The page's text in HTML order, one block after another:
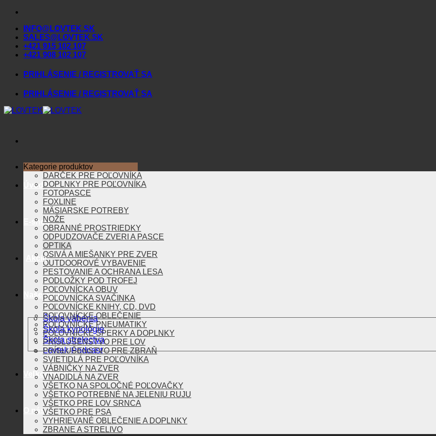
Skip
contentINFO@LOVTEK.SK
SALES@LOVTEK.SK
+421 915 102 107
+421 908 102 107
PRIHLÁSENIE / REGISTROVAŤ SA
PRIHLÁSENIE / REGISTROVAŤ SA
Úvod
E-shop
Akcie
Naše aktivity
Škola vábenia
Škola kynológie
Škola strelectva
Lovtek Podcast
Veľkoobchod
O nás
Kategorie produktov
DARČEK PRE POĽOVNÍKA
DOPLNKY PRE POĽOVNÍKA
FOTOPASCE
FOXLINE
MÄSIARSKE POTREBY
NOŽE
OBRANNÉ PROSTRIEDKY
ODPUDZOVAČE ZVERI A PASCE
OPTIKA
OSIVÁ A MIEŠANKY PRE ZVER
OUTDOOROVÉ VYBAVENIE
PESTOVANIE A OCHRANA LESA
PODLOŽKY POD TROFEJ
POĽOVNÍCKA OBUV
POĽOVNÍCKA SVAČINKA
POĽOVNÍCKE KNIHY, CD, DVD
POĽOVNÍCKE OBLEČENIE
POĽOVNÍCKE PNEUMATIKY
POĽOVNÍCKE ŠPERKY A DOPLNKY
PRÍSLUŠENSTVO PRE LOV
PRÍSLUŠENSTVO PRE ZBRAŇ
SVIETIDLÁ PRE POĽOVNÍKA
VÁBNIČKY NA ZVER
VNADIDLÁ NA ZVER
VŠETKO NA SPOLOČNÉ POĽOVAČKY
VŠETKO POTREBNÉ NA JELENIU RUJU
VŠETKO PRE LOV SRNCA
VŠETKO PRE PSA
VYHRIEVANÉ OBLEČENIE A DOPLNKY
ZBRANE A STRELIVO